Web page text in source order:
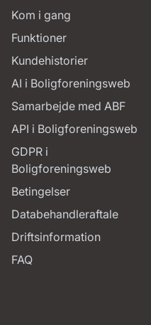
Kom i gang
Funktioner
Kundehistorier
AI i Boligforeningsweb
Samarbejde med ABF
API i Boligforeningsweb
GDPR i
Boligforeningsweb
Betingelser
Databehandleraftale
Driftsinformation
FAQ